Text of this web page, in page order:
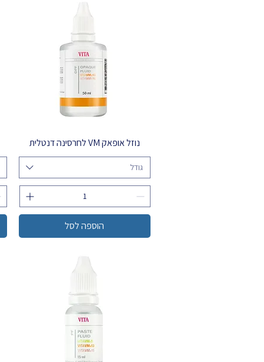
נוזל אופאק VM לחרסינה דנטלית
גודל
הוספה לסל